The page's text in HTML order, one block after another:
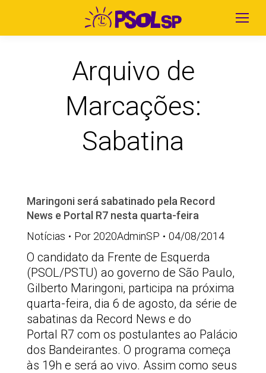
Arquivo de
Marcações:
Sabatina
Maringoni será sabatinado pela Record
News e Portal R7 nesta quarta-feira
Notícias
Por 2020AdminSP 04/08/2014
O candidato da Frente de Esquerda
(PSOL/PSTU) ao governo de São Paulo,
Gilberto Maringoni, participa na próxima
quarta-feira, dia 6 de agosto, da série de
sabatinas da Record News e do
Portal R7 com os postulantes ao Palácio
dos Bandeirantes. O programa começa
às 19h e será ao vivo. Assim como seus